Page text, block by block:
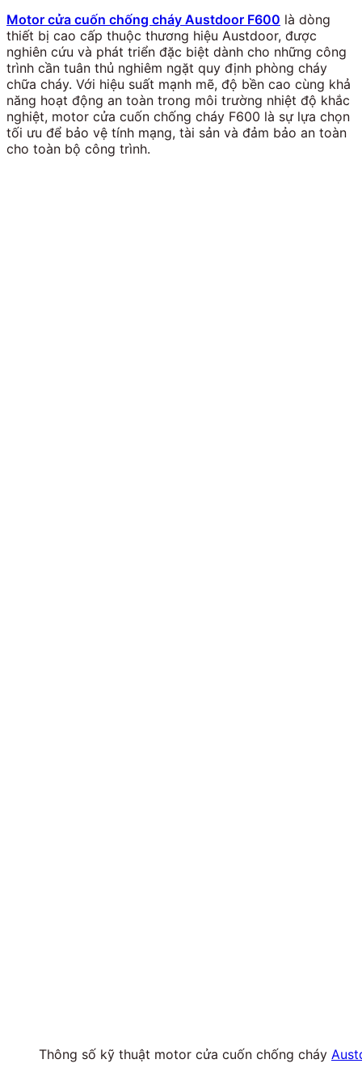
Motor cửa cuốn chống cháy Austdoor F600 là dòng
thiết bị cao cấp thuộc thương hiệu Austdoor, được
nghiên cứu và phát triển đặc biệt dành cho những công
trình cần tuân thủ nghiêm ngặt quy định phòng cháy
chữa cháy. Với hiệu suất mạnh mẽ, độ bền cao cùng khả
năng hoạt động an toàn trong môi trường nhiệt độ khắc
nghiệt, motor cửa cuốn chống cháy F600 là sự lựa chọn
tối ưu để bảo vệ tính mạng, tài sản và đảm bảo an toàn
cho toàn bộ công trình.
Thông số kỹ thuật motor cửa cuốn chống cháy